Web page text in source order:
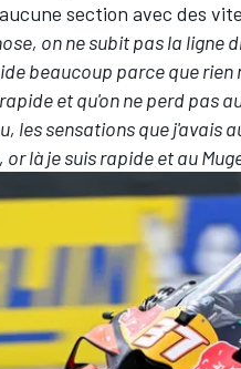
section avec des
on ne subit pas la ligne
beaucoup parce que rien
et qu'on ne perd pas
les sensations que j'avais
là je suis rapide et au